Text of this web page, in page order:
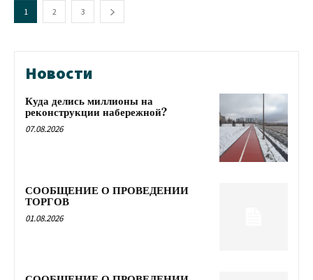
1 2 3
Новости
Куда делись миллионы на
реконструкции набережной?
07.08.2026
СООБЩЕНИЕ О ПРОВЕДЕНИИ
ТОРГОВ
01.08.2026